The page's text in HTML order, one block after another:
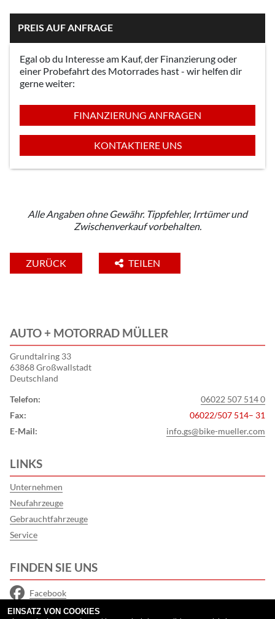
PREIS AUF ANFRAGE
Egal ob du Interesse am Kauf, der Finanzierung oder
einer Probefahrt des Motorrades hast - wir helfen dir
gerne weiter:
FINANZIERUNG ANFRAGEN
KONTAKTIERE UNS
Alle Angaben ohne Gewähr. Tippfehler, Irrtümer und
Zwischenverkauf vorbehalten.
ZURÜCK TEILEN
AUTO + MOTORRAD MÜLLER
Grundtalring 33
63868 Großwallstadt
Deutschland
Telefon:
06022 507 514 0
Fax:
06022/507 514– 31
E-Mail:
info.gs@bike-mueller.com
LINKS
Unternehmen
Neufahrzeuge
Gebrauchtfahrzeuge
Service
FINDEN SIE UNS
Facebook
Instagram
EINSATZ VON COOKIES